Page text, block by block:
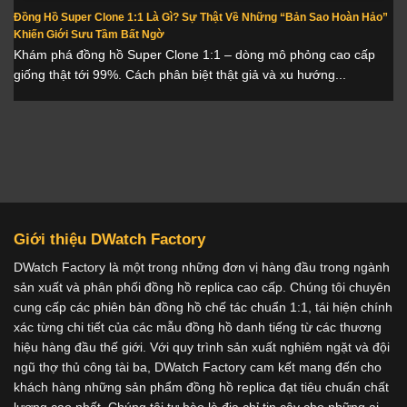
Đồng Hồ Super Clone 1:1 Là Gì? Sự Thật Về Những “Bản Sao Hoàn Hảo”
Khiến Giới Sưu Tầm Bất Ngờ
Khám phá đồng hồ Super Clone 1:1 – dòng mô phỏng cao cấp
giống thật tới 99%. Cách phân biệt thật giả và xu hướng...
Giới thiệu DWatch Factory
DWatch Factory là một trong những đơn vị hàng đầu trong ngành
sản xuất và phân phối đồng hồ replica cao cấp. Chúng tôi chuyên
cung cấp các phiên bản đồng hồ chế tác chuẩn 1:1, tái hiện chính
xác từng chi tiết của các mẫu đồng hồ danh tiếng từ các thương
hiệu hàng đầu thế giới. Với quy trình sản xuất nghiêm ngặt và đội
ngũ thợ thủ công tài ba, DWatch Factory cam kết mang đến cho
khách hàng những sản phẩm đồng hồ replica đạt tiêu chuẩn chất